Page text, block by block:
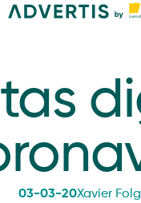
03-03-20Xavier